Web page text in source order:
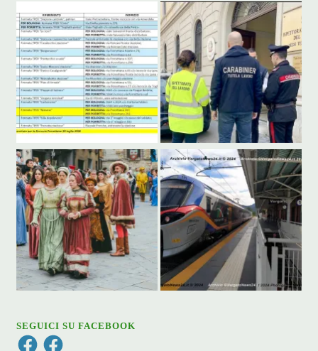
SEGUICI SU FACEBOOK
FacebookFacebook